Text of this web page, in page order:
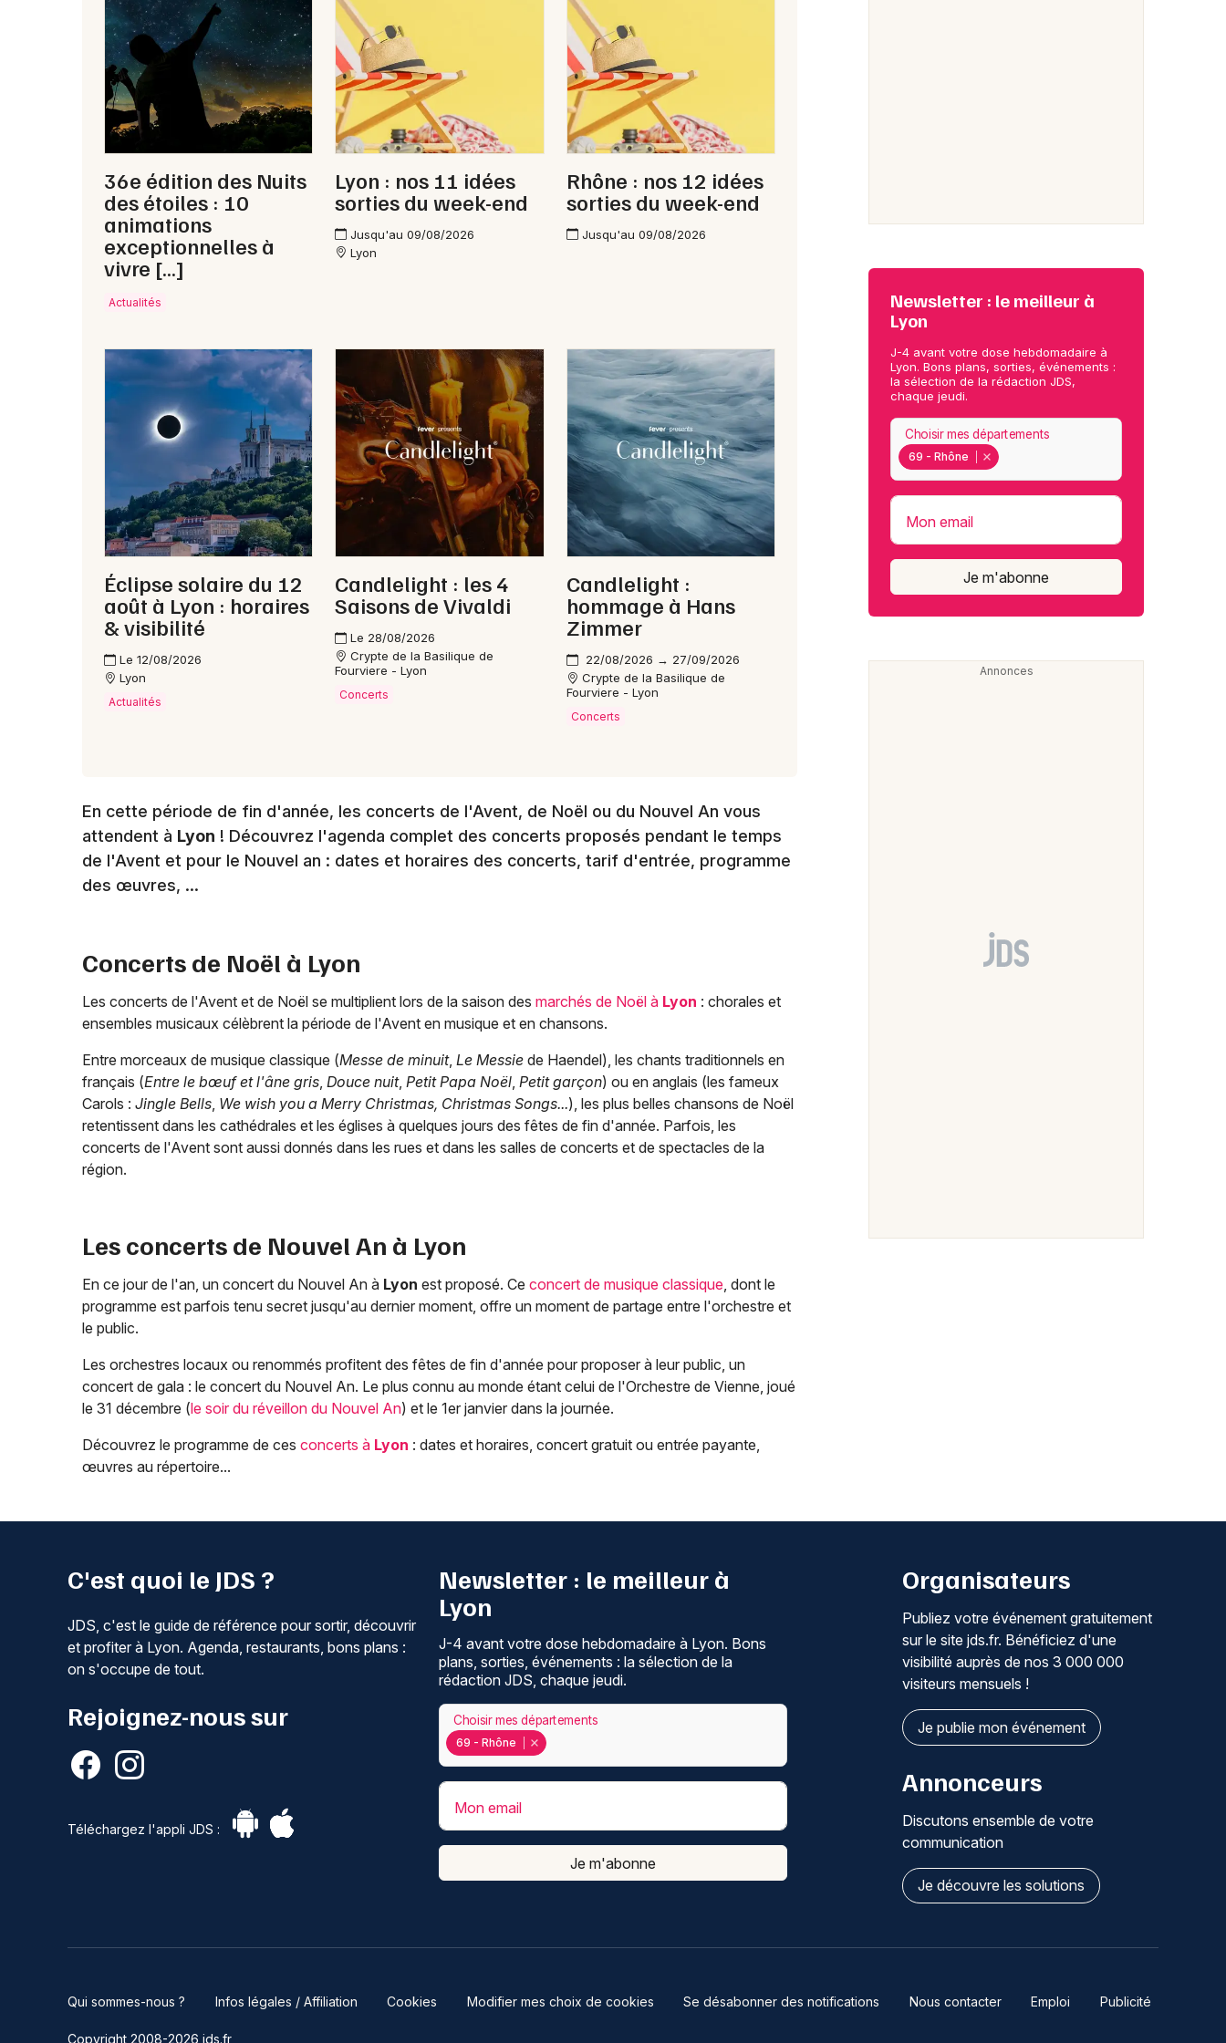
Newsletter des sorties
Actus à Lyon
69 - Rhône
Choisir mes départements
Mon email
Je m'abonne
36e édition des Nuits
des étoiles : 10
animations
exceptionnelles à
vivre […]
Actualités
Lyon : nos 11 idées
sorties du week-end
Jusqu'au 09/08/2026
Lyon
Rhône : nos 12 idées
sorties du week-end
Jusqu'au 09/08/2026
Éclipse solaire du 12
août à Lyon : horaires
& visibilité
Le 12/08/2026
Lyon
Actualités
Candlelight : les 4
Saisons de Vivaldi
Le 28/08/2026
Crypte de la Basilique de
Fourviere - Lyon
Concerts
Candlelight :
hommage à Hans
Zimmer
22/08/2026 → 27/09/2026
Crypte de la Basilique de
Fourviere - Lyon
Concerts
En cette période de fin d'année, les concerts de l'Avent, de Noël ou du Nouvel An vous
attendent à Lyon ! Découvrez l'agenda complet des concerts proposés pendant le temps
de l'Avent et pour le Nouvel an : dates et horaires des concerts, tarif d'entrée, programme
des œuvres, ...
Concerts de Noël à Lyon
Les concerts de l'Avent et de Noël se multiplient lors de la saison des marchés de Noël à Lyon : chorales et
ensembles musicaux célèbrent la période de l'Avent en musique et en chansons.
Entre morceaux de musique classique (Messe de minuit, Le Messie de Haendel), les chants traditionnels en
français (Entre le bœuf et l'âne gris, Douce nuit, Petit Papa Noël, Petit garçon) ou en anglais (les fameux
Carols : Jingle Bells, We wish you a Merry Christmas, Christmas Songs...), les plus belles chansons de Noël
retentissent dans les cathédrales et les églises à quelques jours des fêtes de fin d'année. Parfois, les
concerts de l'Avent sont aussi donnés dans les rues et dans les salles de concerts et de spectacles de la
région.
Les concerts de Nouvel An à Lyon
En ce jour de l'an, un concert du Nouvel An à Lyon est proposé. Ce concert de musique classique, dont le
programme est parfois tenu secret jusqu'au dernier moment, offre un moment de partage entre l'orchestre et
le public.
Les orchestres locaux ou renommés profitent des fêtes de fin d'année pour proposer à leur public, un
concert de gala : le concert du Nouvel An. Le plus connu au monde étant celui de l'Orchestre de Vienne, joué
le 31 décembre (le soir du réveillon du Nouvel An) et le 1er janvier dans la journée.
Découvrez le programme de ces concerts à Lyon : dates et horaires, concert gratuit ou entrée payante,
œuvres au répertoire...
Newsletter : le meilleur à
Lyon
J-4 avant votre dose hebdomadaire à
Lyon. Bons plans, sorties, événements :
la sélection de la rédaction JDS,
chaque jeudi.
69 - Rhône
Choisir mes départements
Mon email
Je m'abonne
C'est quoi le JDS ?
JDS, c'est le guide de référence pour sortir, découvrir
et profiter à Lyon. Agenda, restaurants, bons plans :
on s'occupe de tout.
Rejoignez-nous sur
Téléchargez l'appli JDS :
Newsletter : le meilleur à
Lyon
J-4 avant votre dose hebdomadaire à Lyon. Bons
plans, sorties, événements : la sélection de la
rédaction JDS, chaque jeudi.
69 - Rhône
Choisir mes départements
Mon email
Je m'abonne
Organisateurs
Publiez votre événement gratuitement
sur le site jds.fr. Bénéficiez d'une
visibilité auprès de nos 3 000 000
visiteurs mensuels !
Je publie mon événement
Annonceurs
Discutons ensemble de votre
communication
Je découvre les solutions
Qui sommes-nous ? Infos légales / Affiliation Cookies Modifier mes choix de cookies Se désabonner des notifications Nous contacter Emploi Publicité
Copyright 2008-2026 jds.fr